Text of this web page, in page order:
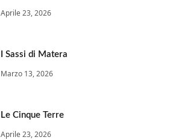
Aprile 23, 2026
I Sassi di Matera
Marzo 13, 2026
Le Cinque Terre
Aprile 23, 2026